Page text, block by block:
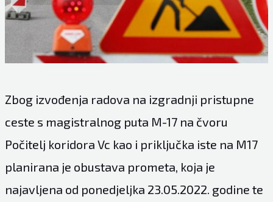
Zbog izvođenja radova na izgradnji pristupne
ceste s magistralnog puta M-17 na čvoru
Počitelj koridora Vc kao i priključka iste na M17
planirana je obustava prometa, koja je
najavljena od ponedjeljka 23.05.2022. godine te